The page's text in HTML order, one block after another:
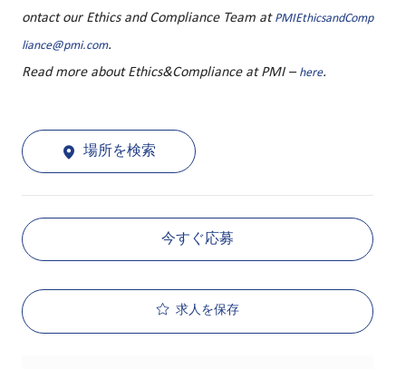
ontact our Ethics and Compliance Team at PMIEthicsandComp
liance@pmi.com.
Read more about Ethics&Compliance at PMI – here.
場所を検索
今すぐ応募
求人を保存